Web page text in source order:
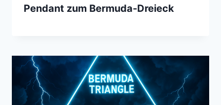
Pendant zum Bermuda-Dreieck